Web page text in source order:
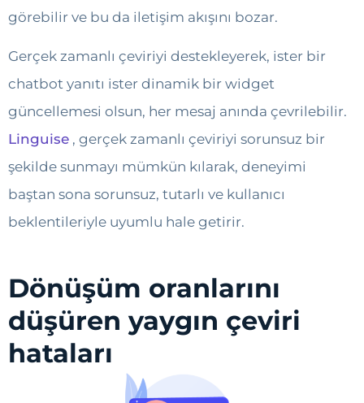
görebilir ve bu da iletişim akışını bozar.
Gerçek zamanlı çeviriyi destekleyerek, ister bir
chatbot yanıtı ister dinamik bir widget
güncellemesi olsun, her mesaj anında çevrilebilir.
Linguise , gerçek zamanlı çeviriyi sorunsuz bir
şekilde sunmayı mümkün kılarak, deneyimi
baştan sona sorunsuz, tutarlı ve kullanıcı
beklentileriyle uyumlu hale getirir.
Dönüşüm oranlarını
düşüren yaygın çeviri
hataları